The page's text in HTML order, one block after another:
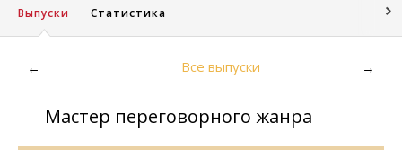
Выпуски Статистика
← Все выпуски →
Мастер переговорного жанра